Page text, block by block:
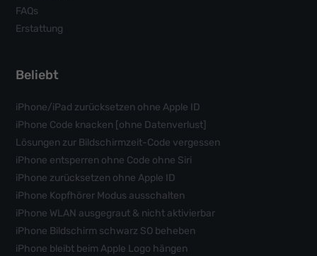
FAQs
Erstattung
Beliebt
iPhone/iPad zurücksetzen ohne Apple ID
iPhone Code knacken [ohne Datenverlust]
Lösungen zur Bildschirmzeit-Code vergessen
iPhone entsperren ohne Code ohne Siri
iPhone zurücksetzen ohne Apple ID
iPhone Kopfhörer Modus ausschalten
iPhone WLAN ausgegraut & nicht aktivierbar
iPhone Bildschirm schwarz SO beheben
iPhone bleibt beim Apple Logo hängen